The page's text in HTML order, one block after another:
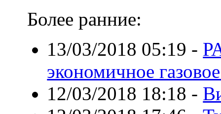
Более ранние:
13/03/2018 05:19 -
экономичное
12/03/2018 18:18 -